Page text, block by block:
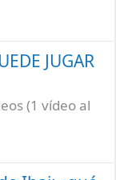
JUGAR
(1 vídeo al